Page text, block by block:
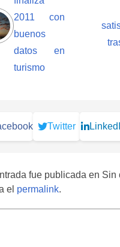
2011 con
buenos
datos en
turismo
Twitter
fue publicada en Sin
el permalink.